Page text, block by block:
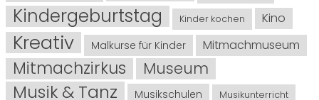
Kindergeburtstag Kinder kochen Kino
Kreativ Malkurse für Kinder Mitmachmuseum
Mitmachzirkus Museum
Musik & Tanz Musikschulen Musikunterricht